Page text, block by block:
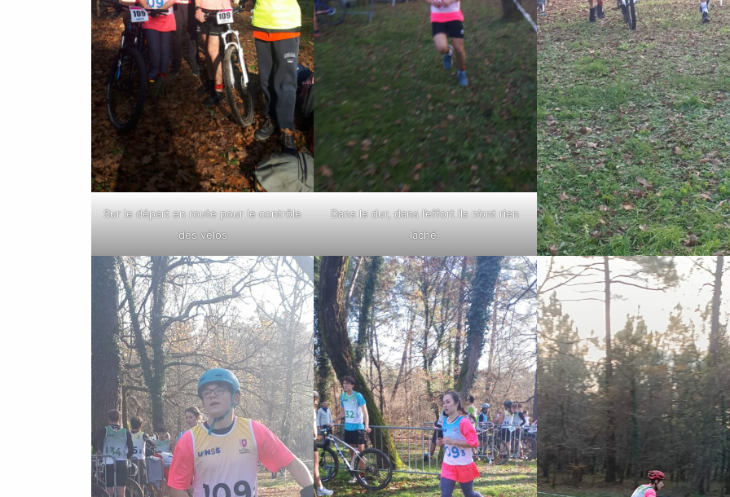
Sur le départ en route pour le contrôle
des vélos
Dans le dur, dans l’effort ils n’ont rien
lâché.